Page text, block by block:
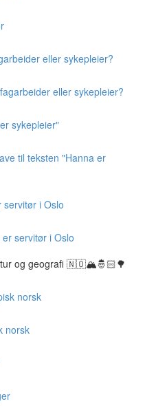
eller sykepleier?
eller sykepleier?
sykepleier"
til teksten "Hanna er
servitør i Oslo
servitør i Oslo
og geografi 🇳🇴🏔🤴🏻🌳
norsk
norsk